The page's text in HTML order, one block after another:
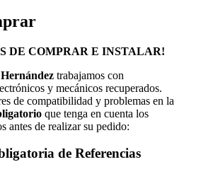
DE COMPRAR E INSTALAR!
trabajamos con
y mecánicos recuperados.
de compatibilidad y problemas en la
que tenga en cuenta los
antes de realizar su pedido:
de Referencias